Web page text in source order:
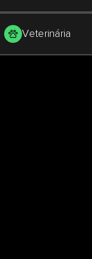
Veterinária